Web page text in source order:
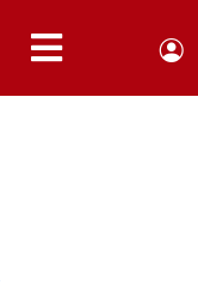
Portuguese,
English